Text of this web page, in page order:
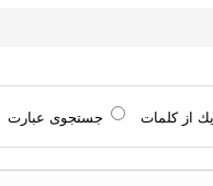
از كلمات جستجوی عبارت